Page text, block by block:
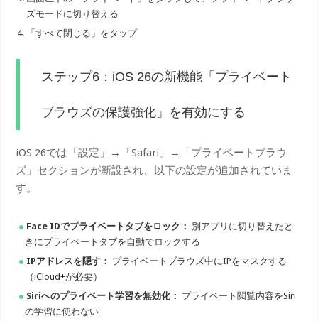
ズモードに切り替える
「すべて閉じる」をタップ
ステップ6：iOS 26の新機能「プライベート
ブラウズの保護強化」を有効にする
iOS 26では「設定」→「Safari」→「プライベートブラウ
ズ」セクションが新設され、以下の設定が追加されていま
す。
Face IDでプライベートタブをロック： 別アプリに切り替えたと
きにプライベートタブを自動でロックする
IPアドレスを隠す： プライベートブラウズ中にIPをマスクする
（iCloud+が必要）
Siriへのプライベート学習を無効化： プライベート閲覧内容をSiri
の学習に使わない